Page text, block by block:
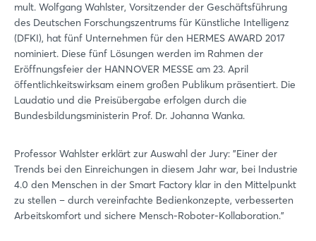
mult. Wolfgang Wahlster, Vorsitzender der Geschäftsführung
des Deutschen Forschungszentrums für Künstliche Intelligenz
(DFKI), hat fünf Unternehmen für den HERMES AWARD 2017
nominiert. Diese fünf Lösungen werden im Rahmen der
Eröffnungsfeier der HANNOVER MESSE am 23. April
öffentlichkeitswirksam einem großen Publikum präsentiert. Die
Laudatio und die Preisübergabe erfolgen durch die
Bundesbildungsministerin Prof. Dr. Johanna Wanka.
Professor Wahlster erklärt zur Auswahl der Jury: "Einer der
Trends bei den Einreichungen in diesem Jahr war, bei Industrie
4.0 den Menschen in der Smart Factory klar in den Mittelpunkt
zu stellen – durch vereinfachte Bedienkonzepte, verbesserten
Arbeitskomfort und sichere Mensch-Roboter-Kollaboration."